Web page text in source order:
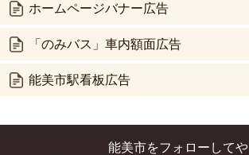
ホームページバナー広告
「のみバス」車内額面広告
能美市駅看板広告
能美市をフォローしてや